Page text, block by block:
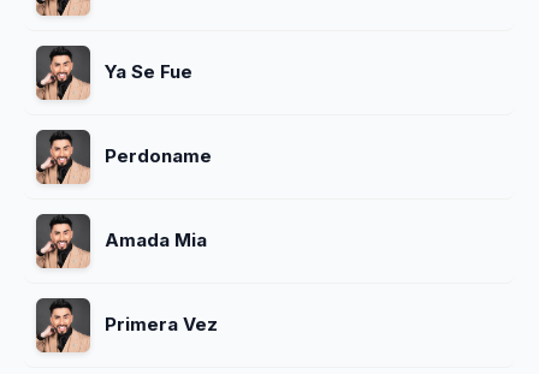
Ya Se Fue
Perdoname
Amada Mia
Primera Vez